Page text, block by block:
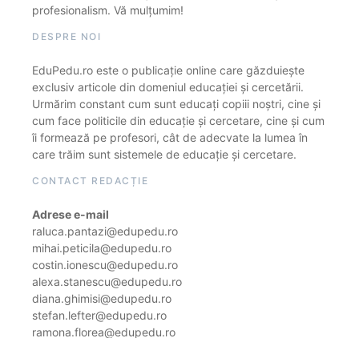
profesionalism. Vă mulțumim!
DESPRE NOI
EduPedu.ro este o publicație online care găzduiește
exclusiv articole din domeniul educației și cercetării.
Urmărim constant cum sunt educați copiii noștri, cine și
cum face politicile din educație și cercetare, cine și cum
îi formează pe profesori, cât de adecvate la lumea în
care trăim sunt sistemele de educație și cercetare.
CONTACT REDACȚIE
Adrese e-mail
raluca.pantazi@edupedu.ro
mihai.peticila@edupedu.ro
costin.ionescu@edupedu.ro
alexa.stanescu@edupedu.ro
diana.ghimisi@edupedu.ro
stefan.lefter@edupedu.ro
ramona.florea@edupedu.ro